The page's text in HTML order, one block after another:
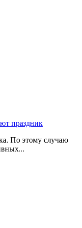
праздник
По этому случаю